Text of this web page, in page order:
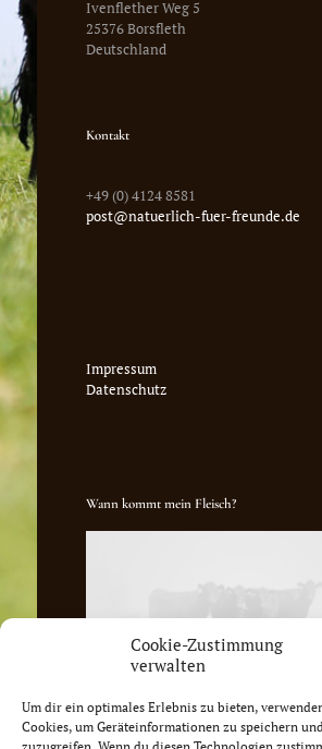
Cookie-Zustimmung
verwalten
Um dir ein optimales Erlebnis zu bieten,
Cookies, um Geräteinformationen zu speichern
Ivenflether Weg 5
25376 Borsfleth
Deutschland
Kontakt
+49 (0) 4124 8581
post@natuerlich-fuer-freunde.de
Impressum
Datenschutz
Wann kommt mein Fleisch?